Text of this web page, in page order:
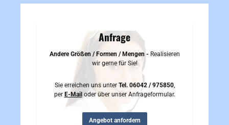
Anfrage
Andere Größen / Formen / Mengen - Realisieren
wir gerne für Sie!
Sie erreichen uns unter Tel. 06042 / 975850,
per E-Mail oder über unser Anfrageformular.
Angebot anfordern